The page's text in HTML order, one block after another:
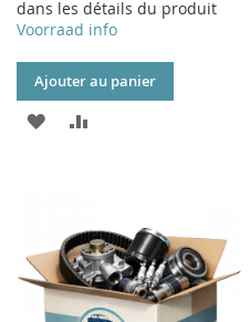
dans les détails du produit
Voorraad info
Ajouter au panier
AJOUTER
LISTE
D’ENVIE